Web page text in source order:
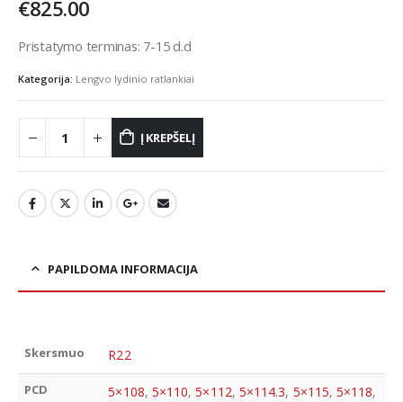
€825.00
Pristatymo terminas: 7-15 d.d
Kategorija: Lengvo lydinio ratlankiai
Į KREPŠELĮ
PAPILDOMA INFORMACIJA
Skersmuo R22
PCD 5×108, 5×110,5×112, 5×114.3, 5×115,5×118,